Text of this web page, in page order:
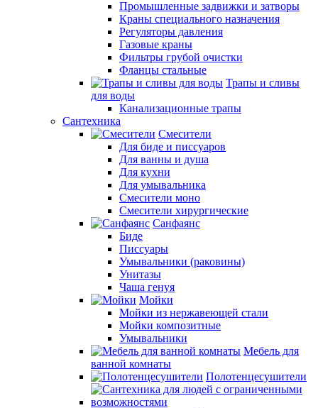
Промышленные задвижки и затворы
Краны специального назначения
Регуляторы давления
Газовые краны
Фильтры грубой очистки
Фланцы стальные
Трапы и сливы
для воды
Канализационные трапы
Сантехника
Смесители
Для биде и писсуаров
Для ванны и душа
Для кухни
Для умывальника
Смесители моно
Смесители хирургические
Санфаянс
Биде
Писсуары
Умывальники (раковины)
Унитазы
Чаша генуя
Мойки
Мойки из нержавеющей стали
Мойки композитные
Умывальники
Мебель для
ванной комнаты
Полотенцесушители